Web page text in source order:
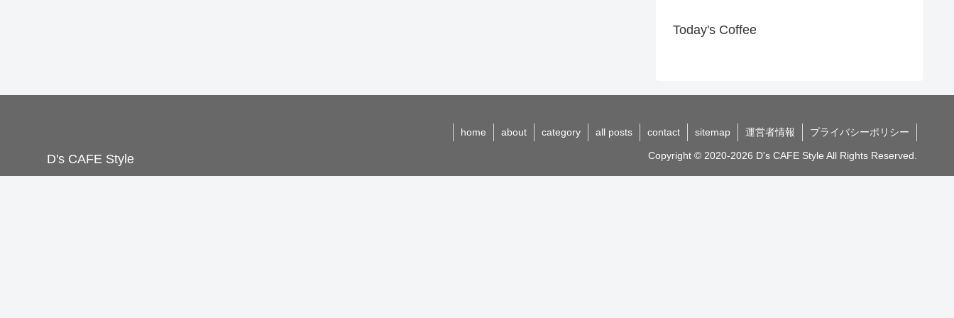
Today's Coffee
D's CAFE Style
home about category all posts contact sitemap 運営者情報 プライバシーポリシー
Copyright © 2020-2026 D's CAFE Style All Rights Reserved.